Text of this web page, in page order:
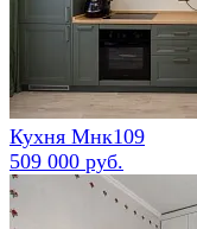
Кухня Мнк109
509 000 руб.